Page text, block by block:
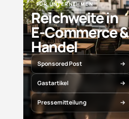
FÜR UNTERNEHMEN
Reichweite in
E-Commerce &
Handel
Sponsored Post
Gastartikel
Pressemitteilung